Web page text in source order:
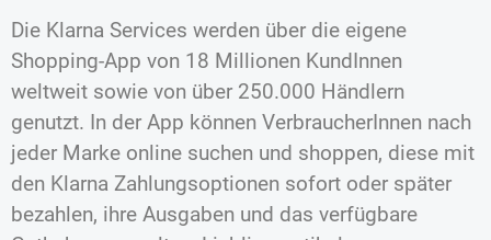
Die Klarna Services werden über die eigene
Shopping-App von 18 Millionen KundInnen
weltweit sowie von über 250.000 Händlern
genutzt. In der App können VerbraucherInnen nach
jeder Marke online suchen und shoppen, diese mit
den Klarna Zahlungsoptionen sofort oder später
bezahlen, ihre Ausgaben und das verfügbare